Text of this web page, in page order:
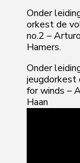
Onder
orkest de
no.2 –
Hamers.
Onder
jeugdorkest
for winds –
Haan